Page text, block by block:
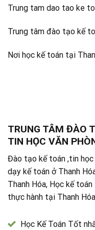
Trung tam dao tao ke
Trung tâm đào tạo kế
Nơi học kế toán tại
TRUNG TÂM ĐÀO
TIN HỌC VĂN
Đào tạo kế toán ,tin học
dạy kế toán ở Thanh
Thanh Hóa, Học kế
thực hành tại Thanh
Học Kế Toán Tốt